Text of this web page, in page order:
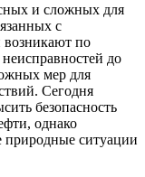
и сложных для
с
по
до
мер для
Сегодня
безопасность
однако
природные ситуации